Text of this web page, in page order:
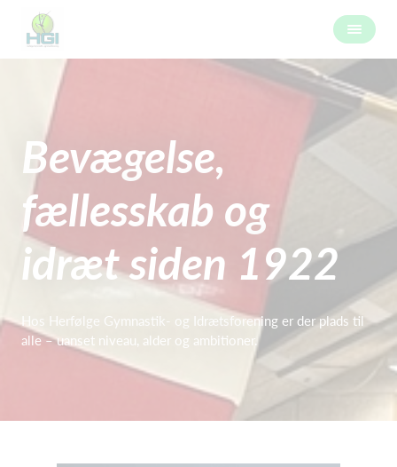
Bevægelse,
fællesskab og
idræt siden 1922
Hos Herfølge Gymnastik- og Idrætsforening er der plads til
alle – uanset niveau, alder og ambitioner.